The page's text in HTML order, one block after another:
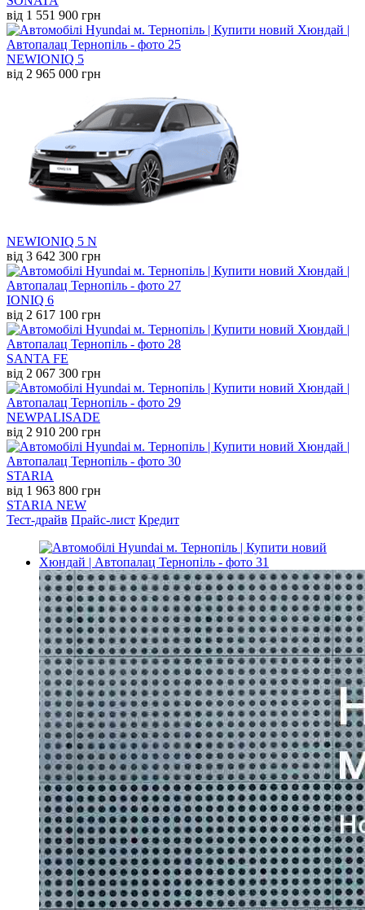
від 1 551 900 грн
NEWIONIQ 5
від 2 965 000 грн
NEWIONIQ 5 N
від 3 642 300 грн
IONIQ 6
від 2 617 100 грн
SANTA FE
від 2 067 300 грн
NEWPALISADE
від 2 910 200 грн
STARIA
від 1 963 800 грн
STARIA NEW
Тест-драйв Прайс-лист Кредит